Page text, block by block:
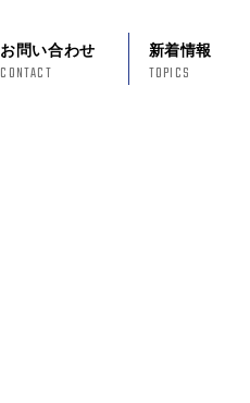
お問い合わせ
CONTACT
新着情報
TOPICS